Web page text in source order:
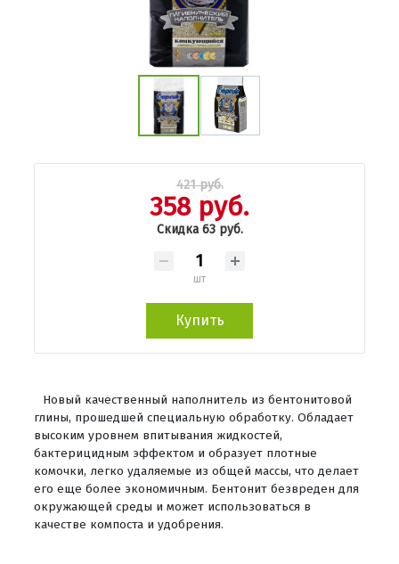
421 руб.
358 руб.
Скидка 63 руб.
шт
Купить
Новый качественный наполнитель из бентонитовой
глины, прошедшей специальную обработку. Обладает
высоким уровнем впитывания жидкостей,
бактерицидным эффектом и образует плотные
комочки, легко удаляемые из общей массы, что делает
его еще более экономичным. Бентонит безвреден для
окружающей среды и может использоваться в
качестве компоста и удобрения.